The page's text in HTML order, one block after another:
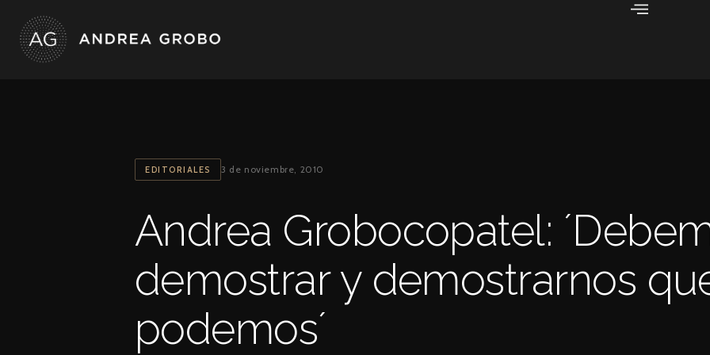
Ir
EDITORIALES 3 de noviembre, 2010
Andrea Grobocopatel:
demostrar y demostrarnos
podemos´